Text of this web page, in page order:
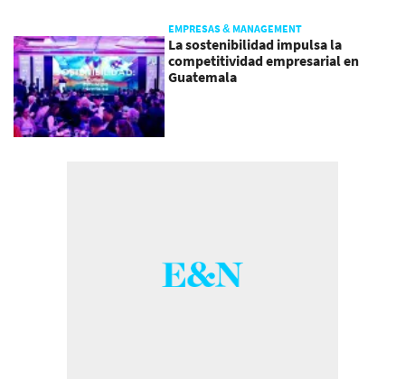
EMPRESAS & MANAGEMENT
La sostenibilidad impulsa la
competitividad empresarial en
Guatemala